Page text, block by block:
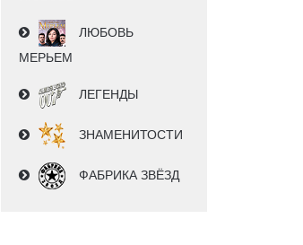
ЛЮБОВЬ
МЕРЬЕМ
ЛЕГЕНДЫ
ЗНАМЕНИТОСТИ
ФАБРИКА ЗВЁЗД